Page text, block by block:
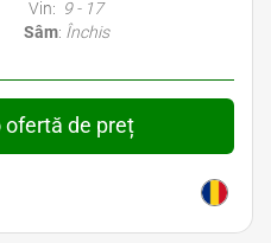
Vin: 9 - 17
Sâm: Închis
ofertă de preț